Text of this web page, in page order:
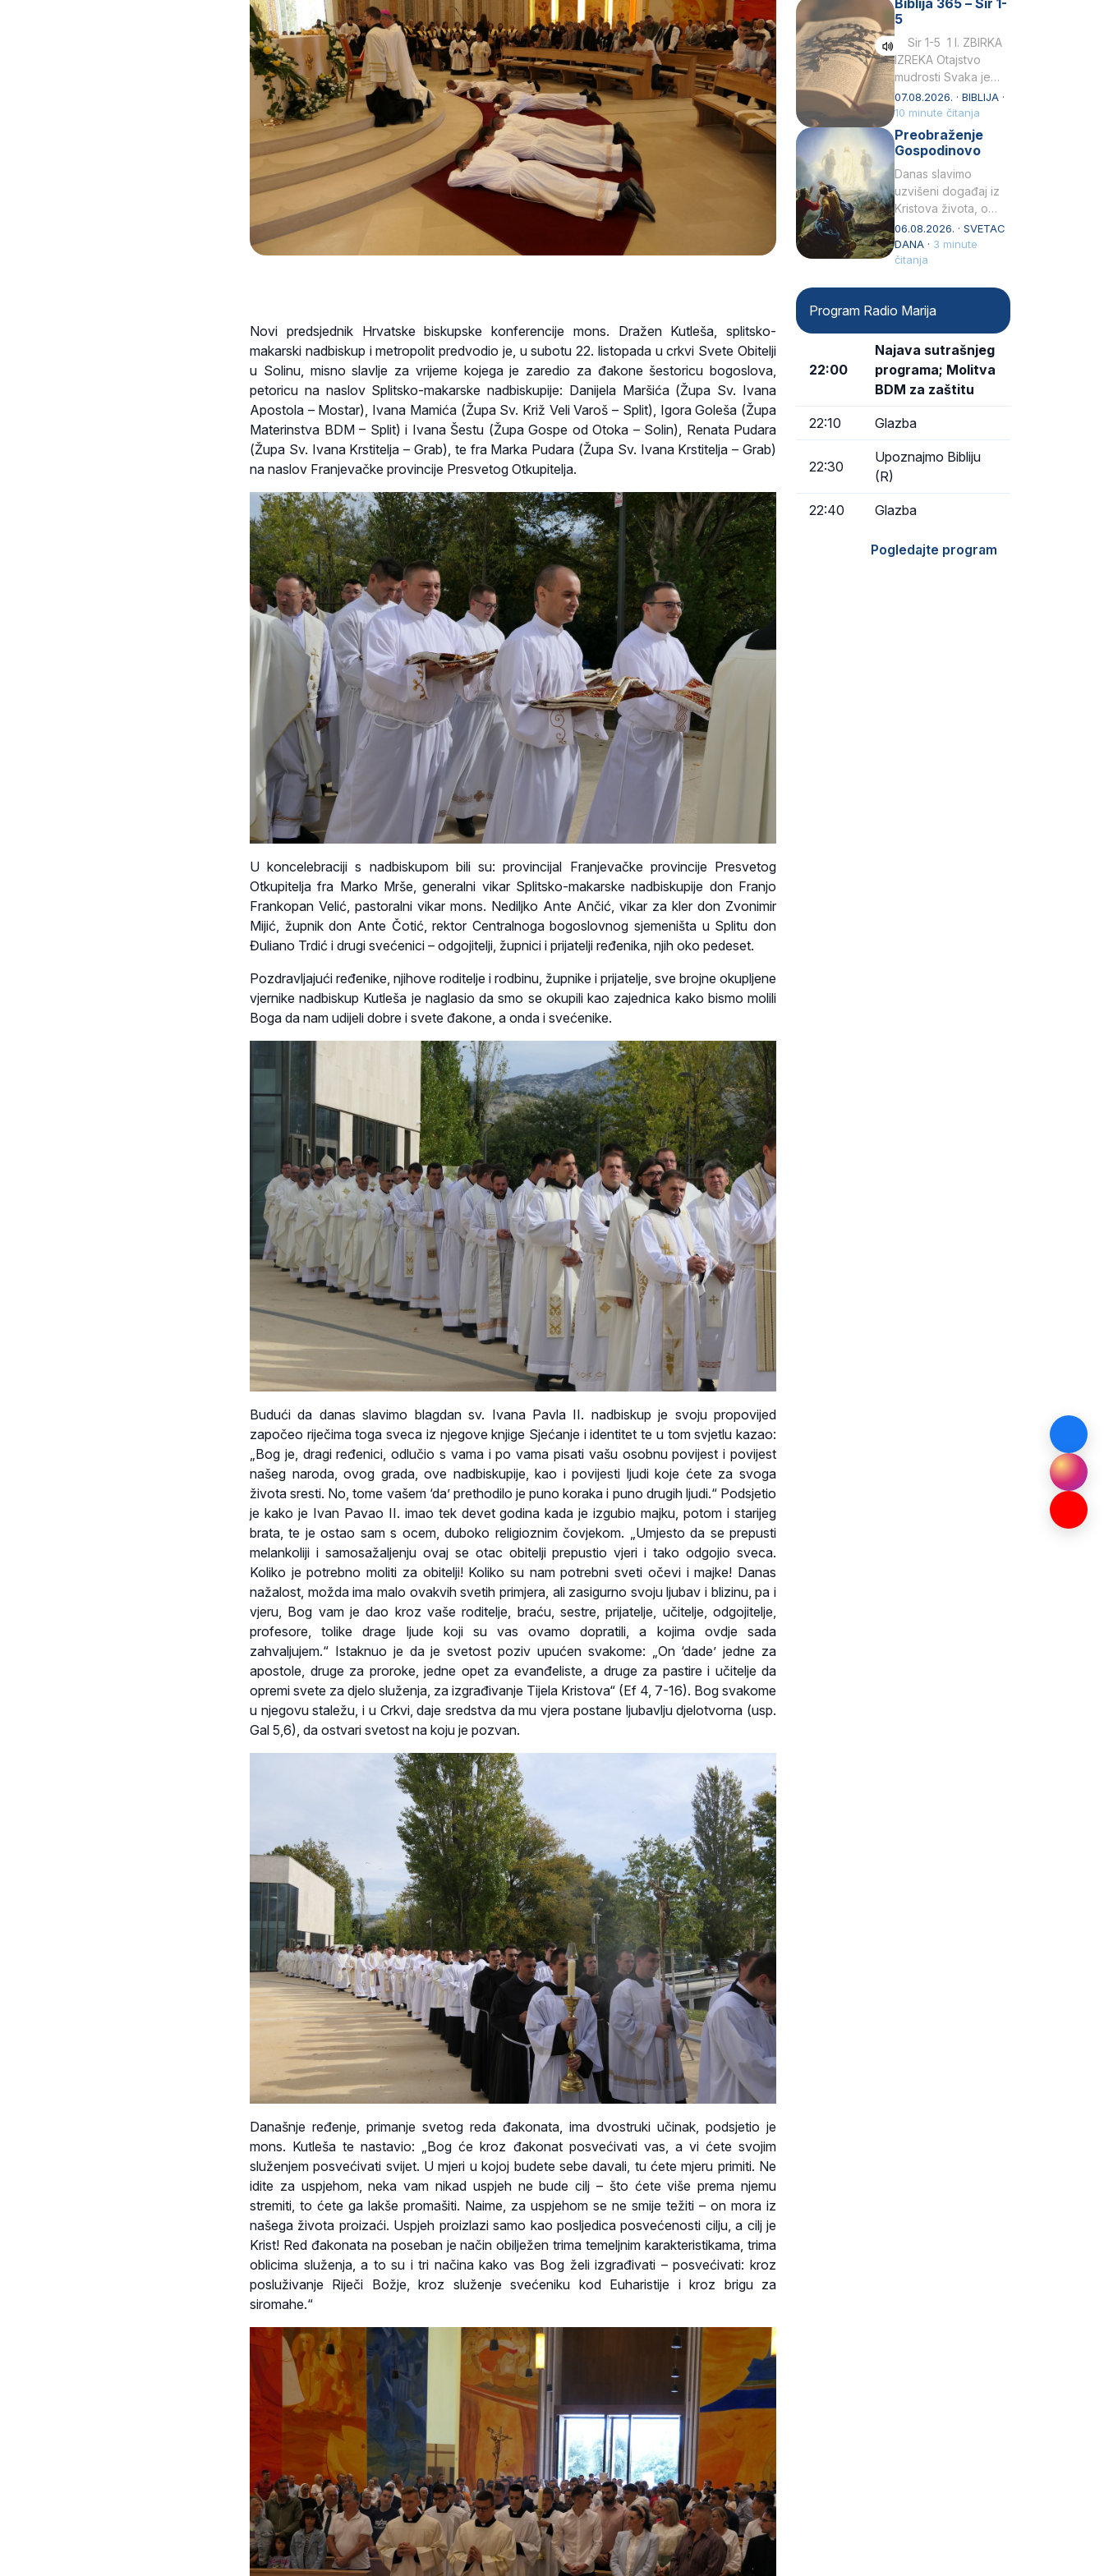
Novi predsjednik Hrvatske biskupske konferencije mons. Dražen Kutleša, splitsko-
makarski nadbiskup i metropolit predvodio je, u subotu 22. listopada u crkvi Svete Obitelji
u Solinu, misno slavlje za vrijeme kojega je zaredio za đakone šestoricu bogoslova,
petoricu na naslov Splitsko-makarske nadbiskupije: Danijela Maršića (Župa Sv. Ivana
Apostola – Mostar), Ivana Mamića (Župa Sv. Križ Veli Varoš – Split), Igora Goleša (Župa
Materinstva BDM – Split) i Ivana Šestu (Župa Gospe od Otoka – Solin), Renata Pudara
(Župa Sv. Ivana Krstitelja – Grab), te fra Marka Pudara (Župa Sv. Ivana Krstitelja – Grab)
na naslov Franjevačke provincije Presvetog Otkupitelja.
U koncelebraciji s nadbiskupom bili su: provincijal Franjevačke provincije Presvetog
Otkupitelja fra Marko Mrše, generalni vikar Splitsko-makarske nadbiskupije don Franjo
Frankopan Velić, pastoralni vikar mons. Nediljko Ante Ančić, vikar za kler don Zvonimir
Mijić, župnik don Ante Čotić, rektor Centralnoga bogoslovnog sjemeništa u Splitu don
Đuliano Trdić i drugi svećenici – odgojitelji, župnici i prijatelji ređenika, njih oko pedeset.
Pozdravljajući ređenike, njihove roditelje i rodbinu, župnike i prijatelje, sve brojne okupljene
vjernike nadbiskup Kutleša je naglasio da smo se okupili kao zajednica kako bismo molili
Boga da nam udijeli dobre i svete đakone, a onda i svećenike.
Budući da danas slavimo blagdan sv. Ivana Pavla II. nadbiskup je svoju propovijed
započeo riječima toga sveca iz njegove knjige Sjećanje i identitet te u tom svjetlu kazao:
„Bog je, dragi ređenici, odlučio s vama i po vama pisati vašu osobnu povijest i povijest
našeg naroda, ovog grada, ove nadbiskupije, kao i povijesti ljudi koje ćete za svoga
života sresti. No, tome vašem ‘da’ prethodilo je puno koraka i puno drugih ljudi.“ Podsjetio
je kako je Ivan Pavao II. imao tek devet godina kada je izgubio majku, potom i starijeg
brata, te je ostao sam s ocem, duboko religioznim čovjekom. „Umjesto da se prepusti
melankoliji i samosažaljenju ovaj se otac obitelji prepustio vjeri i tako odgojio sveca.
Koliko je potrebno moliti za obitelji! Koliko su nam potrebni sveti očevi i majke! Danas
nažalost, možda ima malo ovakvih svetih primjera, ali zasigurno svoju ljubav i blizinu, pa i
vjeru, Bog vam je dao kroz vaše roditelje, braću, sestre, prijatelje, učitelje, odgojitelje,
profesore, tolike drage ljude koji su vas ovamo dopratili, a kojima ovdje sada
zahvaljujem.“ Istaknuo je da je svetost poziv upućen svakome: „On ‘dade’ jedne za
apostole, druge za proroke, jedne opet za evanđeliste, a druge za pastire i učitelje da
opremi svete za djelo služenja, za izgrađivanje Tijela Kristova“ (Ef 4, 7-16). Bog svakome
u njegovu staležu, i u Crkvi, daje sredstva da mu vjera postane ljubavlju djelotvorna (usp.
Gal 5,6), da ostvari svetost na koju je pozvan.
Današnje ređenje, primanje svetog reda đakonata, ima dvostruki učinak, podsjetio je
mons. Kutleša te nastavio: „Bog će kroz đakonat posvećivati vas, a vi ćete svojim
služenjem posvećivati svijet. U mjeri u kojoj budete sebe davali, tu ćete mjeru primiti. Ne
idite za uspjehom, neka vam nikad uspjeh ne bude cilj – što ćete više prema njemu
stremiti, to ćete ga lakše promašiti. Naime, za uspjehom se ne smije težiti – on mora iz
našega života proizaći. Uspjeh proizlazi samo kao posljedica posvećenosti cilju, a cilj je
Krist! Red đakonata na poseban je način obilježen trima temeljnim karakteristikama, trima
oblicima služenja, a to su i tri načina kako vas Bog želi izgrađivati – posvećivati: kroz
posluživanje Riječi Božje, kroz služenje svećeniku kod Euharistije i kroz brigu za
siromahe.“
rođenjem Grk.
Obnovio je odnose s
afričkim…
Biblija 365 – Sir 1-
5
Sir 1-5 1 I. ZBIRKA
IZREKA Otajstvo
mudrosti Svaka je
mudrost od Gospoda
i s njime je dovijeka.2
Tko će…
07.08.2026. · BIBLIJA ·
10 minute čitanja
Preobraženje
Gospodinovo
Danas slavimo
uzvišeni događaj iz
Kristova života, o
kojem nas izvješćuju
evanđelisti Matej,
Marko i Luka te sveti
06.08.2026. · SVETAC
DANA · 3 minute
čitanja
Program Radio Marija
22:00
Najava sutrašnjeg
programa; Molitva
BDM za zaštitu
22:10 Glazba
22:30
Upoznajmo Bibliju
(R)
22:40 Glazba
Pogledajte program